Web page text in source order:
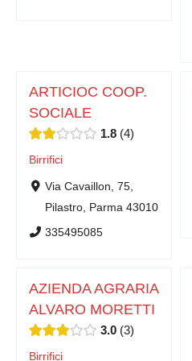
ARTICIOC COOP.
SOCIALE
1.8 4
Birrifici
Via Cavaillon, 75,
Pilastro, Parma 43010
335495085
AZIENDA AGRARIA
ALVARO MORETTI
3.0 3
Birrifici